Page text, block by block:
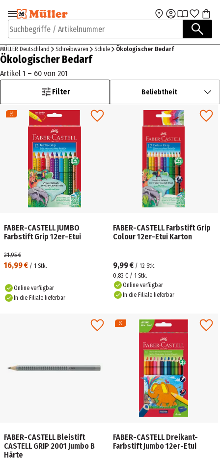
Zur Navigation
springen
Zum Hauptinhalt
Suchbegriffe / Artikelnummer
MÜLLER Deutschland Schreibwaren Schule Ökologischer Bedarf
Ökologischer Bedarf
Artikel 1 – 60 von 201
Filter
Beliebtheit
FABER-CASTELL JUMBO
Farbstift Grip 12er-Etui
16,99 € / 1 Stk.
21,95 €
Online verfügbar
In die Filiale lieferbar
FABER-CASTELL Farbstift Grip
Colour 12er-Etui Karton
9,99 € / 12 Stk.
0,83 € / 1 Stk.
Online verfügbar
In die Filiale lieferbar
FABER-CASTELL Bleistift
CASTELL GRIP 2001 Jumbo B
Härte
FABER-CASTELL Dreikant-
Farbstift Jumbo 12er-Etui